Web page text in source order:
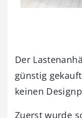
Der
günstig
keinen
Zuerst wurde